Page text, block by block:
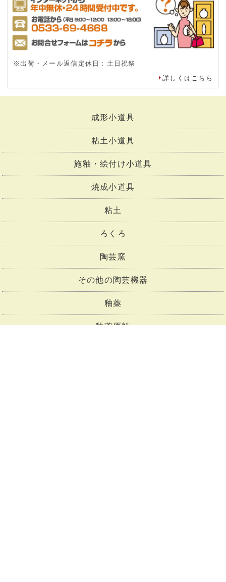
※出荷・メール返信定休日：土日祝祭
詳しくはこちら
成形小道具
粘土小道具
施釉・絵付け小道具
焼成小道具
粘土
ろくろ
陶芸窯
その他の陶芸機器
釉薬
釉薬原料